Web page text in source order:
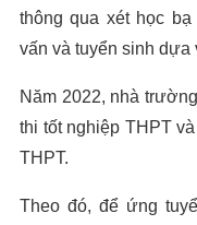
thông qua xét học
vấn và tuyển sinh dựa
Năm 2022, nhà
thi tốt nghiệp THPT
THPT.
Theo đó, để ứng